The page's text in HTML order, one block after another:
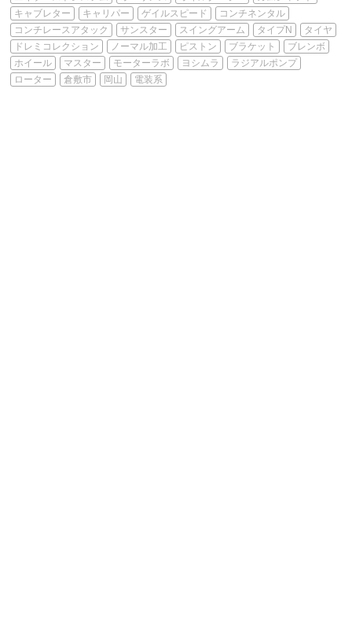
キャブレター
キャリパー ゲイルスピード
コンチネンタル
コンチレースアタック
サンスター スイングアーム タイプN
タイヤ
ドレミコレクション
ノーマル加工 ピストン ブラケット
ブレンボ
ホイール
マスター モーターラボ ヨシムラ
ラジアルポンプ
ローター
倉敷市 岡山 電装系